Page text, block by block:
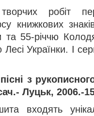
робіт
книжкових
та 55-річчю
Українки. І
з
Луцьк, 2006.-
входять